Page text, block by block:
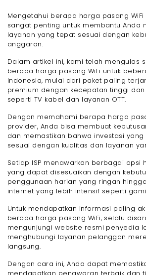
Mengetahui berapa harga pasang
sangat penting untuk membantu Anda
layanan yang tepat sesuai dengan
anggaran.
Dalam artikel ini, kami telah mengulas
berapa harga pasang WiFi untuk
Indonesia, mulai dari paket paling
premium dengan kecepatan tinggi
seperti TV kabel dan layanan OTT.
Dengan memahami berapa harga
provider, Anda bisa membuat
dan memastikan bahwa investasi yang
sesuai dengan kualitas dan layanan
Setiap ISP menawarkan berbagai opsi
yang dapat disesuaikan dengan
penggunaan harian yang ringan
internet yang lebih intensif seperti
Untuk mendapatkan informasi paling
berapa harga pasang WiFi, selalu
mengunjungi website resmi penyedia
menghubungi layanan pelanggan
langsung.
Dengan cara ini, Anda dapat
mendapatkan penawaran terbaik dan